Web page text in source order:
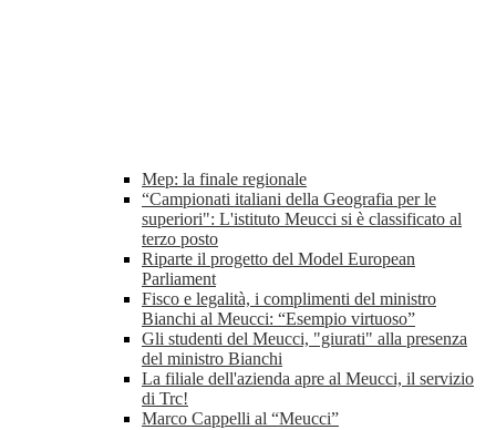
Mep: la finale regionale
“Campionati italiani della Geografia per le
superiori": L'istituto Meucci si è classificato al
terzo posto
Riparte il progetto del Model European
Parliament
Fisco e legalità, i complimenti del ministro
Bianchi al Meucci: “Esempio virtuoso”
Gli studenti del Meucci, "giurati" alla presenza
del ministro Bianchi
La filiale dell'azienda apre al Meucci, il servizio
di Trc!
Marco Cappelli al “Meucci”